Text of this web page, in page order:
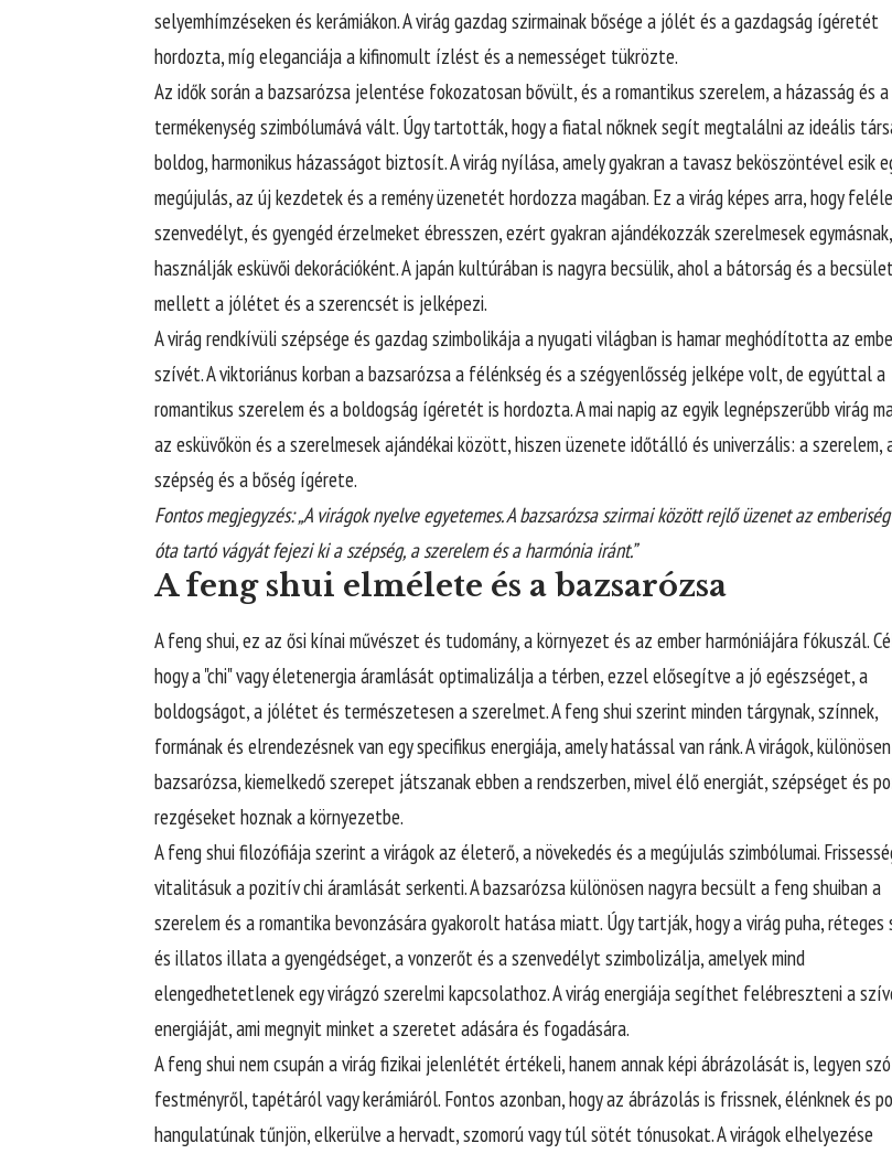
selyemhímzéseken és kerámiákon. A virág gazdag szirmainak bősége a jólét és a gazdagság ígéretét
hordozta, míg eleganciája a kifinomult ízlést és a nemességet tükrözte.
Az idők során a bazsarózsa jelentése fokozatosan bővült, és a romantikus szerelem, a házasság és a
termékenység szimbólumává vált. Úgy tartották, hogy a fiatal nőknek segít megtalálni az ideális
boldog, harmonikus házasságot biztosít. A virág nyílása, amely gyakran a tavasz beköszöntével esik
megújulás, az új kezdetek és a remény üzenetét hordozza magában. Ez a virág képes arra, hogy
szenvedélyt, és gyengéd érzelmeket ébresszen, ezért gyakran ajándékozzák szerelmesek
használják esküvői dekorációként. A japán kultúrában is nagyra becsülik, ahol a bátorság és a becsület
mellett a jólétet és a szerencsét is jelképezi.
A virág rendkívüli szépsége és gazdag szimbolikája a nyugati világban is hamar meghódította az
szívét. A viktoriánus korban a bazsarózsa a félénkség és a szégyenlősség jelképe volt, de egyúttal a
romantikus szerelem és a boldogság ígéretét is hordozta. A mai napig az egyik legnépszerűbb virág
az esküvőkön és a szerelmesek ajándékai között, hiszen üzenete időtálló és univerzális: a szerelem,
szépség és a bőség ígérete.
Fontos megjegyzés: „A virágok nyelve egyetemes. A bazsarózsa szirmai között rejlő üzenet az
óta tartó vágyát fejezi ki a szépség, a szerelem és a harmónia iránt.”
A feng shui elmélete és a bazsarózsa
A feng shui, ez az ősi kínai művészet és tudomány, a környezet és az ember harmóniájára fókuszál.
hogy a "chi" vagy életenergia áramlását optimalizálja a térben, ezzel elősegítve a jó egészséget, a
boldogságot, a jólétet és természetesen a szerelmet. A feng shui szerint minden tárgynak, színnek,
formának és elrendezésnek van egy specifikus energiája, amely hatással van ránk. A virágok,
bazsarózsa, kiemelkedő szerepet játszanak ebben a rendszerben, mivel élő energiát, szépséget és
rezgéseket hoznak a környezetbe.
A feng shui filozófiája szerint a virágok az életerő, a növekedés és a megújulás szimbólumai.
vitalitásuk a pozitív chi áramlását serkenti. A bazsarózsa különösen nagyra becsült a feng shuiban a
szerelem és a romantika bevonzására gyakorolt hatása miatt. Úgy tartják, hogy a virág puha, réteges
és illatos illata a gyengédséget, a vonzerőt és a szenvedélyt szimbolizálja, amelyek mind
elengedhetetlenek egy virágzó szerelmi kapcsolathoz. A virág energiája segíthet felébreszteni a
energiáját, ami megnyit minket a szeretet adására és fogadására.
A feng shui nem csupán a virág fizikai jelenlétét értékeli, hanem annak képi ábrázolását is, legyen szó
festményről, tapétáról vagy kerámiáról. Fontos azonban, hogy az ábrázolás is frissnek, élénknek és
hangulatúnak tűnjön, elkerülve a hervadt, szomorú vagy túl sötét tónusokat. A virágok elhelyezése